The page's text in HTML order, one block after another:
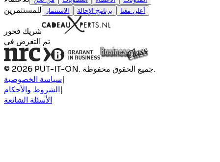
للمستثمرين الاستثمار برنامج الإحالة أعلن معنا
شريك فخور
تم التعرض في
© 2026 PUT-IT-ON. جميع الحقوق محفوظة.
سياسة الخصوصية|
الشروط والأحكام|
الأسئلة الشائعة